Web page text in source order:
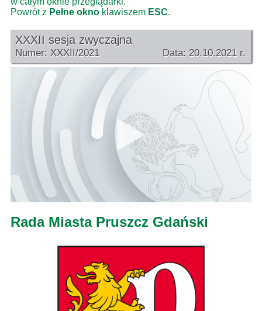
Powrót z Pełne okno klawiszem ESC.
XXXII sesja zwyczajna
Numer: XXXII/2021 Data: 20.10.2021 r.
Rada Miasta Pruszcz Gdański